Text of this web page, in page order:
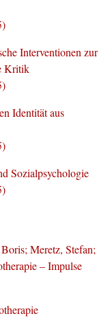
Interventionen zur
Kritik
Identität aus
Sozialpsychologie
Meretz, Stefan;
– Impulse